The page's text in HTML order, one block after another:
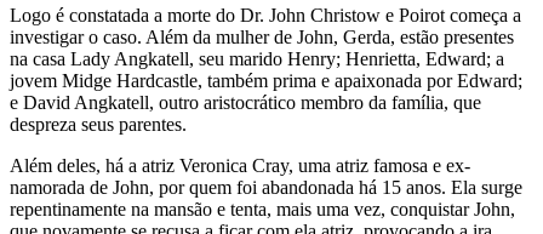
Logo é constatada a morte do Dr. John Christow e Poirot começa a
investigar o caso. Além da mulher de John, Gerda, estão presentes
na casa Lady Angkatell, seu marido Henry; Henrietta, Edward; a
jovem Midge Hardcastle, também prima e apaixonada por Edward;
e David Angkatell, outro aristocrático membro da família, que
despreza seus parentes.
Além deles, há a atriz Veronica Cray, uma atriz famosa e ex-
namorada de John, por quem foi abandonada há 15 anos. Ela surge
repentinamente na mansão e tenta, mais uma vez, conquistar John,